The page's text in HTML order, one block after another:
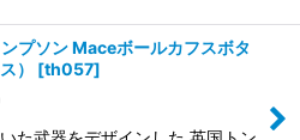
プソン Maceボールカフスボタ
）
[th057]